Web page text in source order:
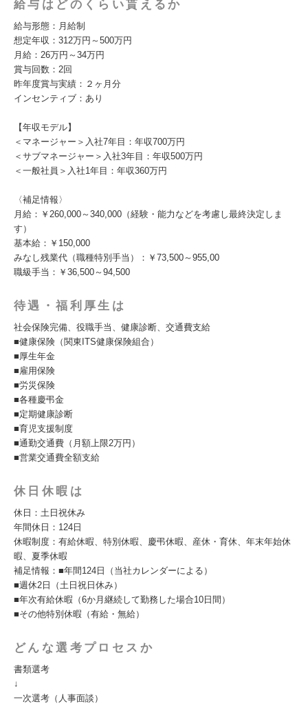
給与はどのくらい貰えるか
給与形態：月給制
想定年収：312万円～500万円
月給：26万円～34万円
賞与回数：2回
昨年度賞与実績：２ヶ月分
インセンティブ：あり
【年収モデル】
＜マネージャー＞入社7年目：年収700万円
＜サブマネージャー＞入社3年目：年収500万円
＜一般社員＞入社1年目：年収360万円
〈補足情報〉
月給：￥260,000～340,000（経験・能力などを考慮し最終決定しま
す）
基本給：￥150,000
みなし残業代（職種特別手当）：￥73,500～955,00
職級手当：￥36,500～94,500
待遇・福利厚生は
社会保険完備、役職手当、健康診断、交通費支給
■健康保険（関東ITS健康保険組合）
■厚生年金
■雇用保険
■労災保険
■各種慶弔金
■定期健康診断
■育児支援制度
■通勤交通費（月額上限2万円）
■営業交通費全額支給
休日休暇は
休日：土日祝休み
年間休日：124日
休暇制度：有給休暇、特別休暇、慶弔休暇、産休・育休、年末年始休
暇、夏季休暇
補足情報：■年間124日（当社カレンダーによる）
■週休2日（土日祝日休み）
■年次有給休暇（6か月継続して勤務した場合10日間）
■その他特別休暇（有給・無給）
どんな選考プロセスか
書類選考
↓
一次選考（人事面談）